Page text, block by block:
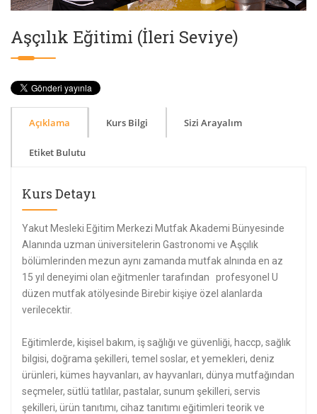
Aşçılık Eğitimi (İleri Seviye)
Açıklama Kurs Bilgi Sizi Arayalım
Etiket Bulutu
Kurs Detayı
Yakut Mesleki Eğitim Merkezi Mutfak Akademi Bünyesinde
Alanında uzman üniversitelerin Gastronomi ve Aşçılık
bölümlerinden mezun aynı zamanda mutfak alnında en az
15 yıl deneyimi olan eğitmenler tarafından profesyonel U
düzen mutfak atölyesinde Birebir kişiye özel alanlarda
verilecektir.
Eğitimlerde, kişisel bakım, iş sağlığı ve güvenliği, haccp, sağlık
bilgisi, doğrama şekilleri, temel soslar, et yemekleri, deniz
ürünleri, kümes hayvanları, av hayvanları, dünya mutfağından
seçmeler, sütlü tatlılar, pastalar, sunum şekilleri, servis
şekilleri, ürün tanıtımı, cihaz tanıtımı eğitimleri teorik ve